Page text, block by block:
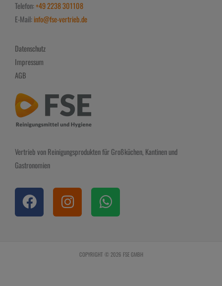
Telefon:+49 2238 301108
E-Mail:info@fse-vertrieb.de
Datenschutz
Impressum
AGB
Vertrieb von Reinigungsprodukten für Großküchen, Kantinen und
Gastronomien
F
a
c
I
n
s
W
h
a
s
COPYRIGHT © 2026 FSE GMBH